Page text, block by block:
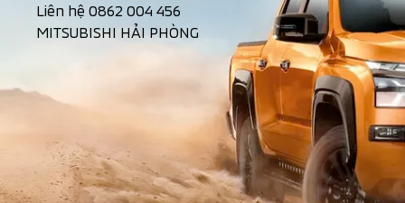
thử các dòng xe Mitsubishi
tại Kiến An – Hải Phòng vừa
qua /-heart
Liên hệ 0862 004 456
MITSUBISHI HẢI PHÒNG